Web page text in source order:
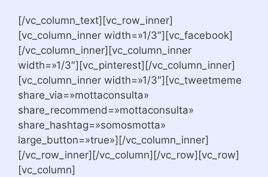
[/vc_column_text][vc_row_inner]
[vc_column_inner width=»1/3″][vc_facebook]
[/vc_column_inner][vc_column_inner
width=»1/3″][vc_pinterest][/vc_column_inner]
[vc_column_inner width=»1/3″][vc_tweetmeme
share_via=»mottaconsulta»
share_recommend=»mottaconsulta»
share_hashtag=»somosmotta»
large_button=»true»][/vc_column_inner]
[/vc_row_inner][/vc_column][/vc_row][vc_row]
[vc_column]